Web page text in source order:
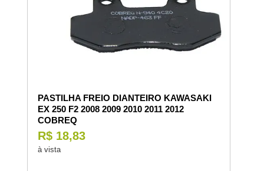
PASTILHA FREIO DIANTEIRO KAWASAKI
EX 250 F2 2008 2009 2010 2011 2012
COBREQ
R$ 18,83
à vista